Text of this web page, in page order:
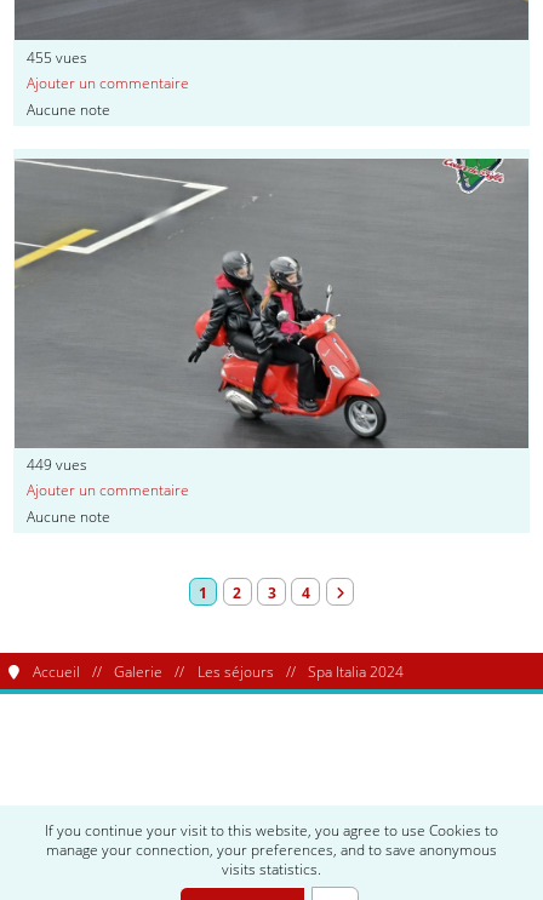
If you continue your visit to this website, you agree to use Cookies to
manage your connection, your preferences, and to save anonymous
visits statistics.
455 vues
Ajouter un commentaire
Aucune note
449 vues
Ajouter un commentaire
Aucune note
1 2 3 4
Accueil Galerie Les séjours Spa Italia 2024
Humblement propulsé parPHPBoost
| Éxécuté en 0.177s - 8 Requêtes - 4 MB
| Thème
PHPBoost